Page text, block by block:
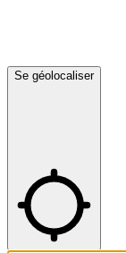
Se géolocaliser